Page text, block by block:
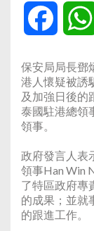
保安局局長鄧
港人懷疑被誘
及加強日後的
泰國駐港總領
領事。
政府發言人表
領事Han Win
了特區政府專
的成果；並就
的跟進工作。